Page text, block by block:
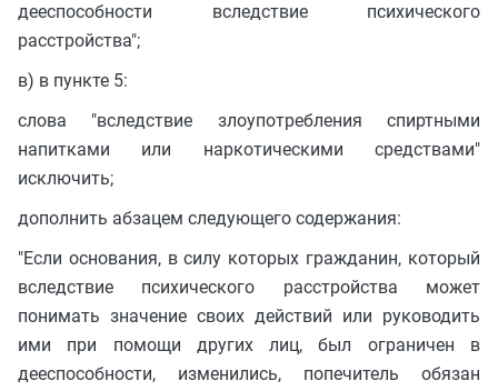
дееспособности вследствие психического
расстройства";
в) в пункте 5:
слова "вследствие злоупотребления спиртными
напитками или наркотическими средствами"
исключить;
дополнить абзацем следующего содержания:
"Если основания, в силу которых гражданин, который
вследствие психического расстройства может
понимать значение своих действий или руководить
ими при помощи других лиц, был ограничен в
дееспособности, изменились, попечитель обязан